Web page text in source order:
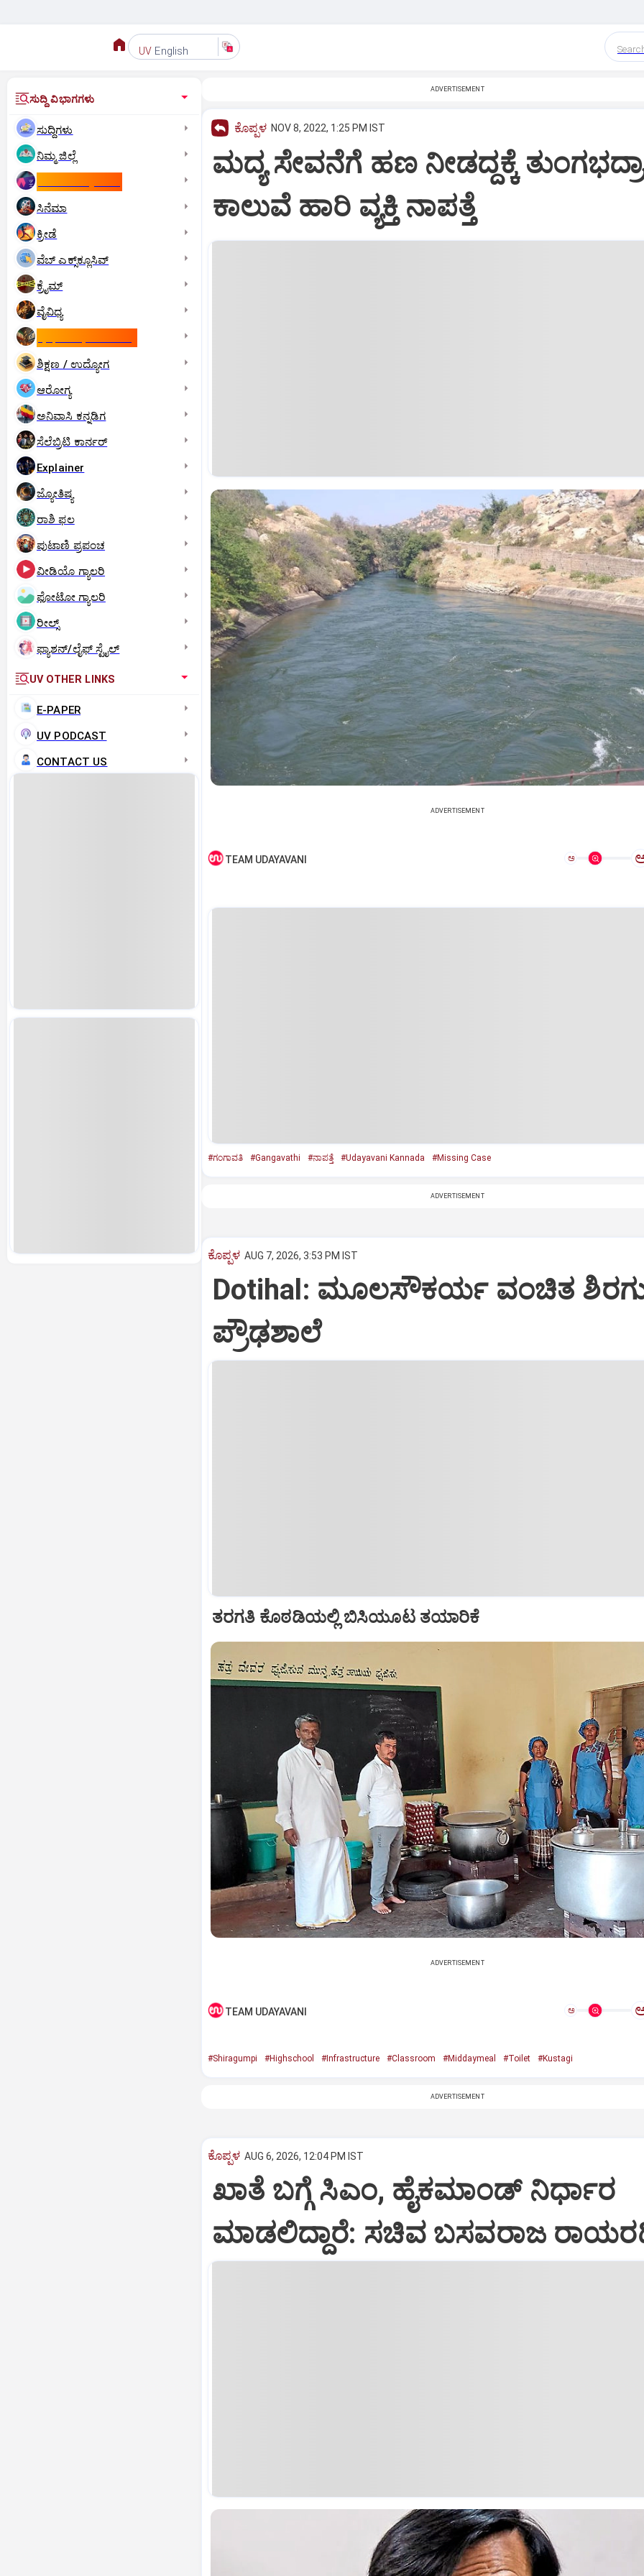
UV English
ಸುದ್ದಿ ವಿಭಾಗಗಳು
ಸುದ್ದಿಗಳು
ನಿಮ್ಮ ಜಿಲ್ಲೆ
ಸಿನೆಮಾ
ಕ್ರೀಡೆ
ವೆಬ್ ಎಕ್ಸ್‌ಕ್ಲೂಸಿವ್
ಕ್ರೈಮ್
ವೈವಿಧ್ಯ
ಶಿಕ್ಷಣ / ಉದ್ಯೋಗ
ಆರೋಗ್ಯ
ಅನಿವಾಸಿ ಕನ್ನಡಿಗ
ಸೆಲೆಬ್ರಿಟಿ ಕಾರ್ನರ್‌
Explainer
ಜ್ಯೋತಿಷ್ಯ
ರಾಶಿ ಫಲ
ಪುಟಾಣಿ ಪ್ರಪಂಚ
ವೀಡಿಯೊ ಗ್ಯಾಲರಿ
ಫೋಟೋ ಗ್ಯಾಲರಿ
ರೀಲ್ಸ್
ಫ್ಯಾಶನ್/ಲೈಫ್‌ ಸ್ಟೈಲ್
UV OTHER LINKS
E-PAPER
UV PODCAST
CONTACT US
ADVERTISEMENT
ಕೊಪ್ಪಳ NOV 8, 2022, 1:25 PM IST
ಮದ್ಯ ಸೇವನೆಗೆ ಹಣ ನೀಡದ್ದಕ್ಕೆ ತುಂಗಭದ್ರಾ
ಕಾಲುವೆ ಹಾರಿ ವ್ಯಕ್ತಿ ನಾಪತ್ತೆ
ADVERTISEMENT
TEAM UDAYAVANI ಅ
#ಗಂಗಾವತಿ #Gangavathi #ನಾಪತ್ತೆ #Udayavani Kannada #Missing Case
ADVERTISEMENT
ಕೊಪ್ಪಳ AUG 7, 2026, 3:53 PM IST
Dotihal: ಮೂಲಸೌಕರ್ಯ ವಂಚಿತ
ಪ್ರೌಢಶಾಲೆ
ತರಗತಿ ಕೊಠಡಿಯಲ್ಲಿ ಬಿಸಿಯೂಟ ತಯಾರಿಕೆ
ADVERTISEMENT
TEAM UDAYAVANI ಅ
#Shiragumpi #Highschool #Infrastructure #Classroom #Middaymeal #Toilet #Kustagi
ADVERTISEMENT
ಕೊಪ್ಪಳ AUG 6, 2026, 12:04 PM IST
ಖಾತೆ ಬಗ್ಗೆ ಸಿಎಂ, ಹೈಕಮಾಂಡ್ ನಿರ್ಧಾರ
ಮಾಡಲಿದ್ದಾರೆ: ಸಚಿವ ಬಸವರಾಜ